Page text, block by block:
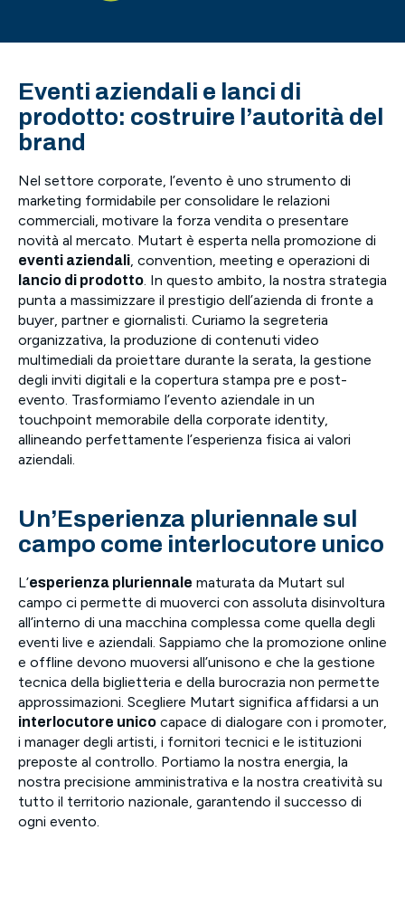
Eventi aziendali e lanci di
prodotto: costruire l’autorità del
brand
Nel settore corporate, l’evento è uno strumento di
marketing formidabile per consolidare le relazioni
commerciali, motivare la forza vendita o presentare
novità al mercato. Mutart è esperta nella promozione di
eventi aziendali, convention, meeting e operazioni di
lancio di prodotto. In questo ambito, la nostra strategia
punta a massimizzare il prestigio dell’azienda di fronte a
buyer, partner e giornalisti. Curiamo la segreteria
organizzativa, la produzione di contenuti video
multimediali da proiettare durante la serata, la gestione
degli inviti digitali e la copertura stampa pre e post-
evento. Trasformiamo l’evento aziendale in un
touchpoint memorabile della corporate identity,
allineando perfettamente l’esperienza fisica ai valori
aziendali.
Un’Esperienza pluriennale sul
campo come interlocutore unico
L’esperienza pluriennale maturata da Mutart sul
campo ci permette di muoverci con assoluta disinvoltura
all’interno di una macchina complessa come quella degli
eventi live e aziendali. Sappiamo che la promozione online
e offline devono muoversi all’unisono e che la gestione
tecnica della biglietteria e della burocrazia non permette
approssimazioni. Scegliere Mutart significa affidarsi a un
interlocutore unico capace di dialogare con i promoter,
i manager degli artisti, i fornitori tecnici e le istituzioni
preposte al controllo. Portiamo la nostra energia, la
nostra precisione amministrativa e la nostra creatività su
tutto il territorio nazionale, garantendo il successo di
ogni evento.